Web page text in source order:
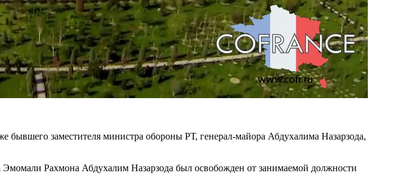
заместителя министра обороны РТ, генерал-майора Абдухалима Назарзода,
Рахмона Абдухалим Назарзода был освобожден от занимаемой должности